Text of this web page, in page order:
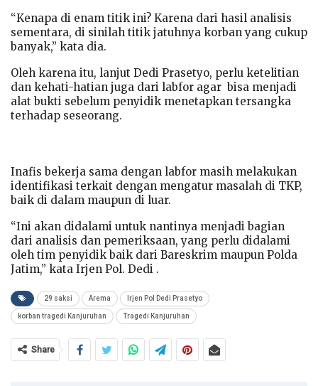
“Kenapa di enam titik ini? Karena dari hasil analisis
sementara, di sinilah titik jatuhnya korban yang cukup
banyak,” kata dia.
Oleh karena itu, lanjut Dedi Prasetyo, perlu ketelitian
dan kehati-hatian juga dari labfor agar bisa menjadi
alat bukti sebelum penyidik menetapkan tersangka
terhadap seseorang.
Inafis bekerja sama dengan labfor masih melakukan
identifikasi terkait dengan mengatur masalah di TKP,
baik di dalam maupun di luar.
“Ini akan didalami untuk nantinya menjadi bagian
dari analisis dan pemeriksaan, yang perlu didalami
oleh tim penyidik baik dari Bareskrim maupun Polda
Jatim,” kata Irjen Pol. Dedi .
29 saksi Arema Irjen Pol Dedi Prasetyo
korban tragedi Kanjuruhan Tragedi Kanjuruhan
Share